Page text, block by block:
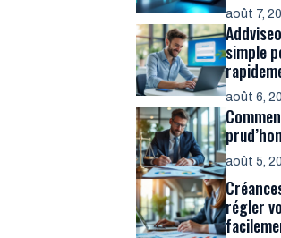
août 7,
simple
août 6,
août 5,
régler